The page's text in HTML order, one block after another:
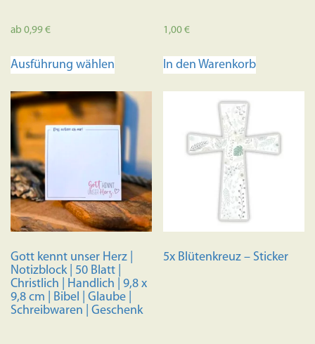
ab 0,99€
Ausführung wählen
mehrere
Varianten
auf.
Die
Optionen
können
auf
der
gewählt
werden
1,00€
In den Warenkorb
Gott kennt unser Herz |
Notizblock | 50 Blatt |
Christlich | Handlich | 9,8 x
9,8 cm | Bibel | Glaube |
Schreibwaren | Geschenk
5x Blütenkreuz – Sticker